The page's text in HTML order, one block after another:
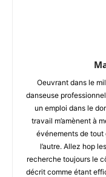
Oeuvrant dans le
danseuse
un emploi dans le
travail m’amènent à
événements de tout
l’autre. Allez hop
recherche toujours le
décrit comme étant